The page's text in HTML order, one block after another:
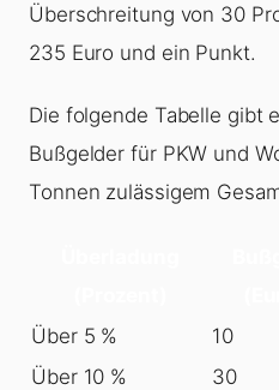
Überschreitung von 30
235 Euro und ein Punkt.
Die folgende Tabelle gibt
Bußgelder für PKW und
Tonnen zulässigem
Über 5 %
10
Über 10 %
30